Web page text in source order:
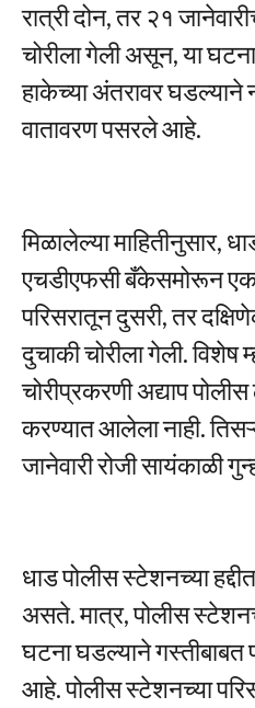
रात्री दोन, तर २१
चोरीला गेली असून, या
हाकेच्या अंतरावर घडल्याने
वातावरण पसरले आहे.
मिळालेल्या माहितीनुसार,
एचडीएफसी बँकेसमोरून एक,
परिसरातून दुसरी, तर
दुचाकी चोरीला गेली. विशेष
चोरीप्रकरणी अद्याप
करण्यात आलेला नाही.
जानेवारी रोजी सायंकाळी
धाड पोलीस स्टेशनच्या
असते. मात्र, पोलीस
घटना घडल्याने गस्तीबाबत
आहे. पोलीस स्टेशनच्या